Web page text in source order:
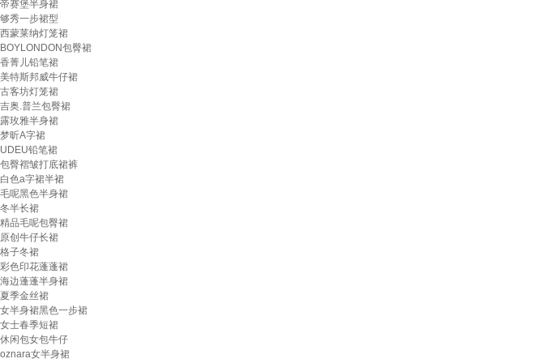
帝赛堡半身裙
够秀一步裙型
西蒙莱纳灯笼裙
BOYLONDON包臀裙
香菁儿铅笔裙
美特斯邦威牛仔裙
古客坊灯笼裙
吉奥.普兰包臀裙
露玫雅半身裙
梦昕A字裙
UDEU铅笔裙
包臀褶皱打底裙裤
白色a字裙半裙
毛呢黑色半身裙
冬半长裙
精品毛呢包臀裙
原创牛仔长裙
格子冬裙
彩色印花蓬蓬裙
海边蓬蓬半身裙
夏季金丝裙
女半身裙黑色一步裙
女士春季短裙
休闲包女包牛仔
oznara女半身裙